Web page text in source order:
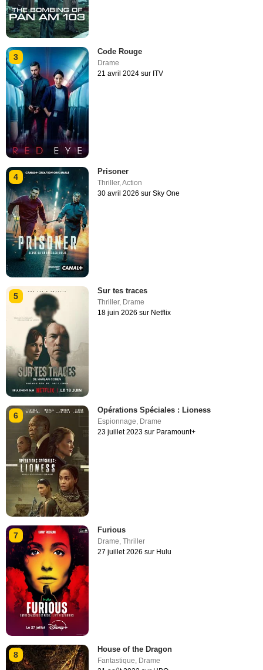
3
Code Rouge
Drame
21 avril 2024 sur ITV
4
Prisoner
Thriller,Action
30 avril 2026 sur Sky One
5
Sur tes traces
Thriller, Drame
18 juin 2026 sur Netflix
6
Opérations Spéciales : Lioness
Espionnage, Drame
23 juillet 2023 sur Paramount+
7
Furious
Drame ,Thriller
27 juillet 2026 sur Hulu
8
House of the Dragon
Fantastique, Drame